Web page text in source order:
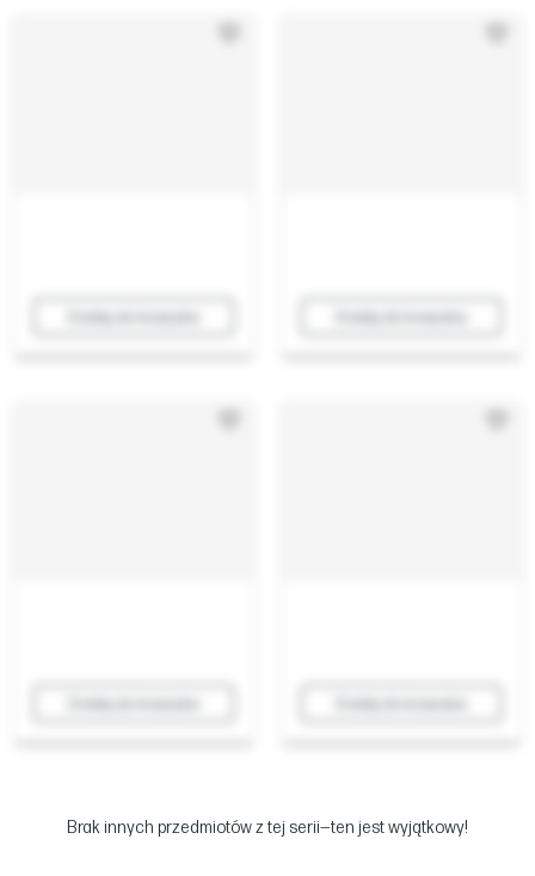
Brak innych przedmiotów z tej serii—ten jest wyjątkowy!